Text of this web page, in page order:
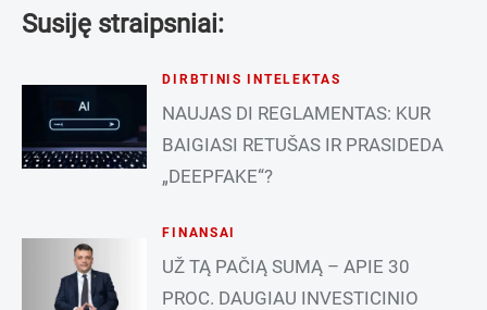
Susiję straipsniai:
DIRBTINIS INTELEKTAS
NAUJAS DI REGLAMENTAS: KUR
BAIGIASI RETUŠAS IR PRASIDEDA
„DEEPFAKE“?
FINANSAI
UŽ TĄ PAČIĄ SUMĄ – APIE 30
PROC. DAUGIAU INVESTICINIO